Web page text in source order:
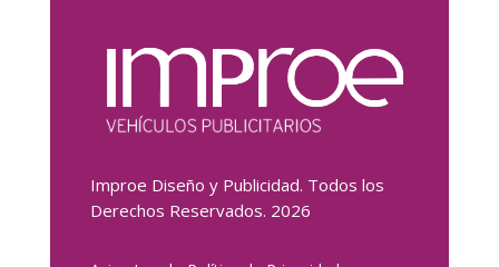
Improe Diseño y Publicidad. Todos los
Derechos Reservados. 2026